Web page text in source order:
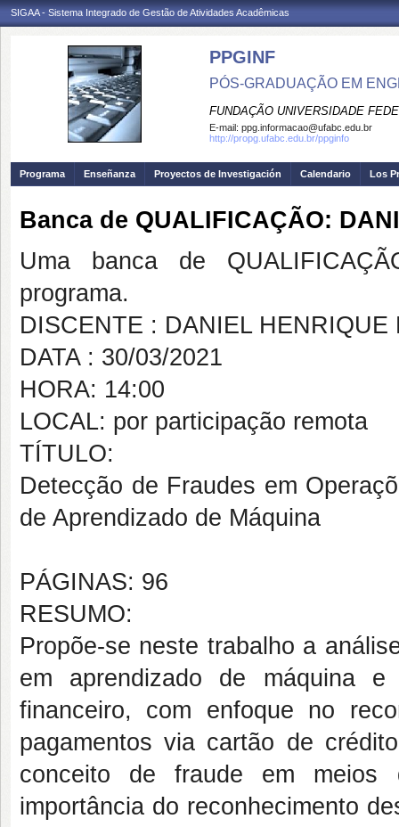
SIGAA - Sistema Integrado de Gestão de Atividades Acadêmicas
PPGINF
PÓS-GRADUAÇÃO EM
FUNDAÇÃO UNIVERSIDADE
E-mail: ppg.informacao@ufabc.edu.br
http://propg.ufabc.edu.br/ppginfo
Programa Enseñanza Proyectos de Investigación Calendario Los
Banca de QUALIFICAÇÃO:
Uma banca de
programa.
DISCENTE : DANIEL HENRIQUE
DATA : 30/03/2021
HORA: 14:00
LOCAL: por participação remota
TÍTULO:
Detecção de Fraudes em
de Aprendizado de Máquina
PÁGINAS: 96
RESUMO:
Propõe-se neste trabalho a
em aprendizado de máquina
financeiro, com enfoque no
pagamentos via cartão de
conceito de fraude em meios
importância do reconhecimento